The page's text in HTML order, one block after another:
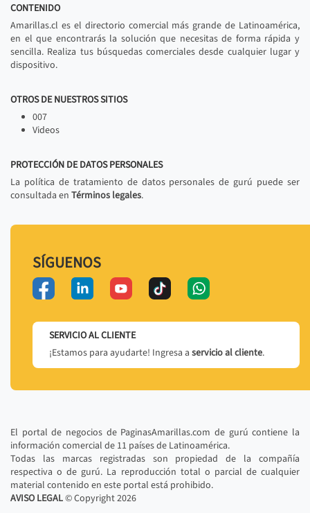
CONTENIDO
Amarillas.cl es el directorio comercial más grande de Latinoamérica,
en el que encontrarás la solución que necesitas de forma rápida y
sencilla. Realiza tus búsquedas comerciales desde cualquier lugar y
dispositivo.
OTROS DE NUESTROS SITIOS
007
Videos
PROTECCIÓN DE DATOS PERSONALES
La política de tratamiento de datos personales de gurú puede ser
consultada en Términos legales.
SÍGUENOS
SERVICIO AL CLIENTE
¡Estamos para ayudarte! Ingresa a servicio al cliente.
El portal de negocios de PaginasAmarillas.com de gurú contiene la
información comercial de 11 países de Latinoamérica.
Todas las marcas registradas son propiedad de la compañía
respectiva o de gurú. La reproducción total o parcial de cualquier
material contenido en este portal está prohibido.
AVISO LEGAL© Copyright2026